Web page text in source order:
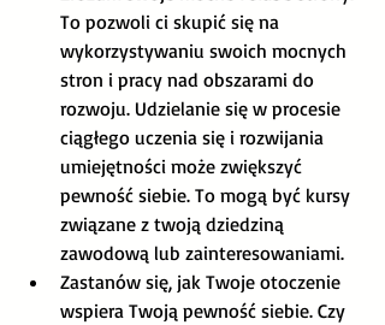
To pozwoli ci skupić się na
wykorzystywaniu swoich mocnych
stron i pracy nad obszarami do
rozwoju. Udzielanie się w procesie
ciągłego uczenia się i rozwijania
umiejętności może zwiększyć
pewność siebie. To mogą być kursy
związane z twoją dziedziną
zawodową lub zainteresowaniami.
Zastanów się, jak Twoje otoczenie
wspiera Twoją pewność siebie. Czy